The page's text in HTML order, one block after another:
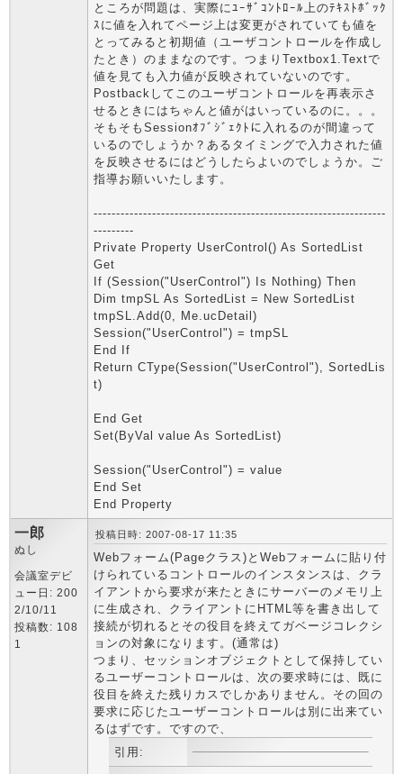
ところが問題は、実際にﾕｰｻﾞｺﾝﾄﾛｰﾙ上のﾃｷｽﾄﾎﾞｯｸ
ｽに値を入れてページ上は変更がされていても値を
とってみると初期値（ユーザコントロールを作成し
たとき）のままなのです。つまりTextbox1.Textで
値を見ても入力値が反映されていないのです。
Postbackしてこのユーザコントロールを再表示さ
せるときにはちゃんと値がはいっているのに。。。
そもそもSessionｵﾌﾞｼﾞｪｸﾄに入れるのが間違って
いるのでしょうか？あるタイミングで入力された値
を反映させるにはどうしたらよいのでしょうか。ご
指導お願いいたします。
-----------------------------------------------------------------
---------
Private Property UserControl() As SortedList
Get
If (Session("UserControl") Is Nothing) Then
Dim tmpSL As SortedList = New SortedList
tmpSL.Add(0, Me.ucDetail)
Session("UserControl") = tmpSL
End If
Return CType(Session("UserControl"), SortedLis
t)
End Get
Set(ByVal value As SortedList)
Session("UserControl") = value
End Set
End Property
一郎
ぬし
会議室デビ
ュー日: 200
2/10/11
投稿数: 108
1
投稿日時: 2007-08-17 11:35
Webフォーム(Pageクラス)とWebフォームに貼り付
けられているコントロールのインスタンスは、クラ
イアントから要求が来たときにサーバーのメモリ上
に生成され、クライアントにHTML等を書き出して
接続が切れるとその役目を終えてガベージコレクシ
ョンの対象になります。(通常は)
つまり、セッションオブジェクトとして保持してい
るユーザーコントロールは、次の要求時には、既に
役目を終えた残りカスでしかありません。その回の
要求に応じたユーザーコントロールは別に出来てい
るはずです。ですので、
引用: